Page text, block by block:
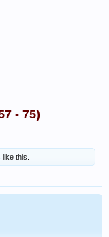
- 75)
like this.